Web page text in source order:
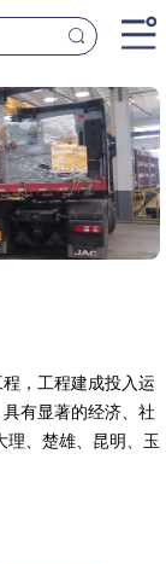
隧道设
GL2300隧道网
查看更
，工程建成投入运
有显著的经济、社
理、楚雄、昆明、玉